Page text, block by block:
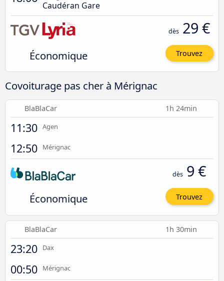
Caudéran Gare
Économique
dès 29 €
Trouvez
Covoiturage pas cher à Mérignac
BlaBlaCar 1h 24min
11:30 Agen
12:50 Mérignac
Économique
dès 9 €
Trouvez
BlaBlaCar 1h 30min
23:20 Dax
00:50 Mérignac